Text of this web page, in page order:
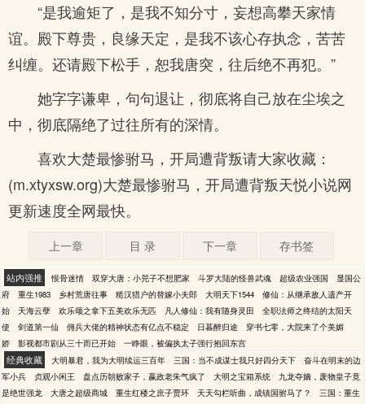
“是我逾矩了，是我不知分寸，妄想高攀天家情
谊。殿下尊贵，良缘天定，是我不该心存执念，苦苦
纠缠。还请殿下松手，恕我唐突，往后绝不再犯。”
她字字谦卑，句句退让，彻底将自己放在尘埃之
中，彻底隔绝了过往所有的深情。
喜欢大楚最惨驸马，开局遭背叛请大家收藏：
(m.xtyxsw.org)大楚最惨驸马，开局遭背叛天悦小说网
更新速度全网最快。
上一章 目 录 下一章 存书签
站内强推 恨骨迷情 双穿大唐：小兕子不想肥家 斗罗大陆的怪兽武魂 超级农业强国
显国公
府
重生1983 乡村荒唐往事 糙汉猎户的替嫁小夫郎 大明天下1544
修仙：从继承敌人遗产开
始
天海云孽 欢乐颂之拿下五美欢乐无匹 凡人修仙：我有随身灵田
全职法师之终结的太阳天
使
剑道第一仙 佣兵大佬的精神状态有亿点不稳定 日暮醉归途
穿书七零，大院来了个美媚
娇
影视都市剧从三十而已开始 一睁眼，被偏执太子强行抱回东宫
经典收藏 大明暴君，我为大明续运三百年 三国：当不成谋士我只好四分天下
奋斗在明末的边
军小兵
贞观小闲王 盘点历朝败家子，嬴政老朱气疯了 大明之宝箱系统
九龙夺嫡，废物皇子竟
是绝世强龙
大唐之超级商城 重生红楼之庶子贾环 天天勾栏听曲，成镇国驸马了？
三国：重生